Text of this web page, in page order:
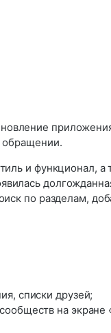
обращении.
и функционал,
по разделам,
списки друзей;
на экране